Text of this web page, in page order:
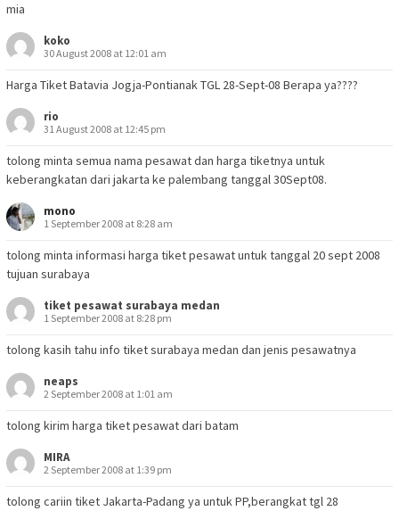
mia
koko
30 August 2008 at 12:01 am
Harga Tiket Batavia Jogja-Pontianak TGL 28-Sept-08 Berapa ya????
rio
31 August 2008 at 12:45 pm
tolong minta semua nama pesawat dan harga tiketnya untuk
keberangkatan dari jakarta ke palembang tanggal 30Sept08.
mono
1 September 2008 at 8:28 am
tolong minta informasi harga tiket pesawat untuk tanggal 20 sept 2008
tujuan surabaya
tiket pesawat surabaya medan
1 September 2008 at 8:28 pm
tolong kasih tahu info tiket surabaya medan dan jenis pesawatnya
neaps
2 September 2008 at 1:01 am
tolong kirim harga tiket pesawat dari batam
MIRA
2 September 2008 at 1:39 pm
tolong cariin tiket Jakarta-Padang ya untuk PP,berangkat tgl 28